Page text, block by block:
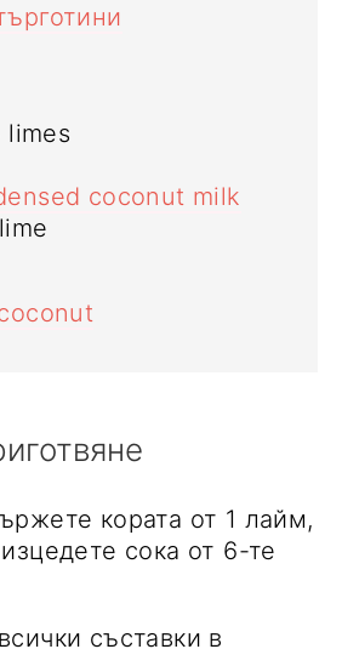
limes
coconut milk
сока от 6-те